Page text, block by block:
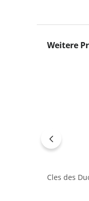
Weitere
Cles des